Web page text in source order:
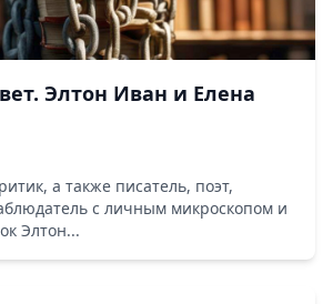
Элтон Иван и Елена
а также писатель, поэт,
с личным микроскопом и
Элтон...